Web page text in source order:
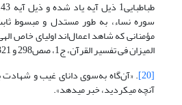
سوره نساء، به طور مستدل و مبسوط
مؤمنانی که شاهد اعمال‌اند اولیای خاص
المیزان فی تفسیر القرآن، ج1، صص298 و 321.
[20]
. «آن‌گاه به‌سوی دانای غیب و
آنچه می‏کردید، خبر می‏دهد».